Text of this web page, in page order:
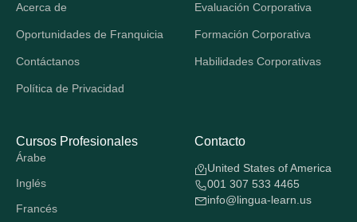
Acerca de
Oportunidades de Franquicia
Contáctanos
Política de Privacidad
Evaluación Corporativa
Formación Corporativa
Habilidades Corporativas
Cursos Profesionales
Árabe
Inglés
Francés
Contacto
United States of America
001 307 533 4465
info@lingua-learn.us